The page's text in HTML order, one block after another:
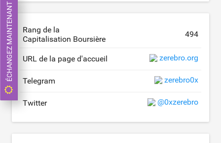
Rang de la
Capitalisation Boursière
494
URL de la page d'accueil zerebro.org
Telegram zerebro0x
Twitter @0xzerebro
ÉCHANGEZ MAINTENANT